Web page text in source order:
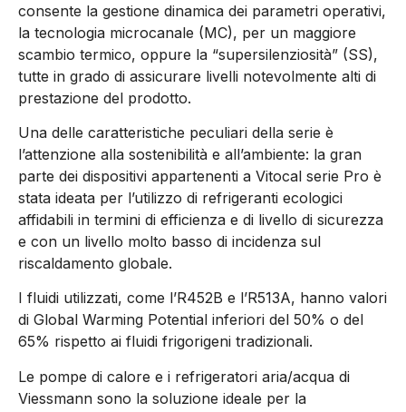
consente la gestione dinamica dei parametri operativi,
la tecnologia microcanale (MC), per un maggiore
scambio termico, oppure la “supersilenziosità” (SS),
tutte in grado di assicurare livelli notevolmente alti di
prestazione del prodotto.
Una delle caratteristiche peculiari della serie è
l’attenzione alla sostenibilità e all’ambiente: la gran
parte dei dispositivi appartenenti a Vitocal serie Pro è
stata ideata per l’utilizzo di refrigeranti ecologici
affidabili in termini di efficienza e di livello di sicurezza
e con un livello molto basso di incidenza sul
riscaldamento globale.
I fluidi utilizzati, come l’R452B e l’R513A, hanno valori
di Global Warming Potential inferiori del 50% o del
65% rispetto ai fluidi frigorigeni tradizionali.
Le pompe di calore e i refrigeratori aria/acqua di
Viessmann sono la soluzione ideale per la